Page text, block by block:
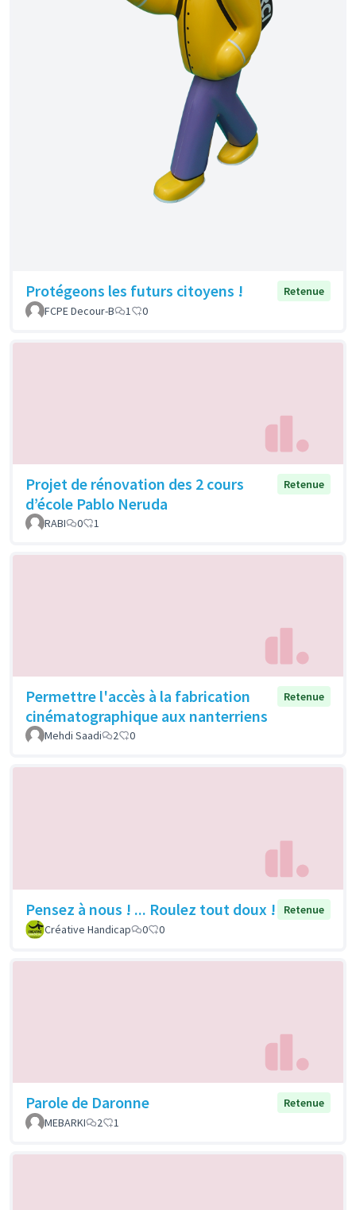
Protégeons les futurs citoyens !
Retenue
FCPE Decour-B
1 0
Projet de rénovation des 2 cours
d’école Pablo Neruda
Retenue
RABI 0 1
Permettre l'accès à la fabrication
cinématographique aux nanterriens
Retenue
Mehdi Saadi 2 0
Pensez à nous ! ... Roulez tout doux !
Retenue
Créative Handicap
0 0
Parole de Daronne
Retenue
MEBARKI
2 1